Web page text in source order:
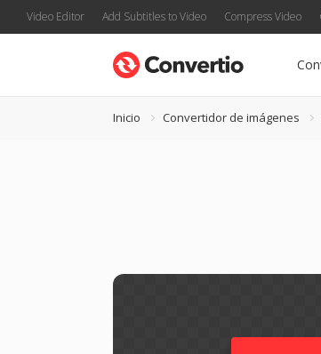
Video Editor Add Subtitles to Video Compress Video
Inicio Convertidor de imágenes